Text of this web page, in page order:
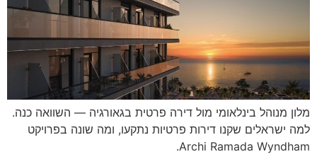
מלון מנוהל בינלאומי מול דירה פרטית בגאורגיה — השוואה כנה.
למה ישראלים שקנו דירות פרטיות נתקעו, ומה שונה בפרויקט
Archi Ramada Wyndham.